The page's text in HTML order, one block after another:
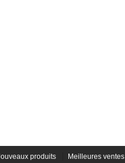
produits Meilleures ventes